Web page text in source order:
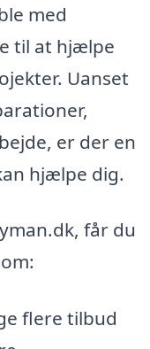
med
til at hjælpe
Uanset
er der en
hjælpe dig.
får du
flere tilbud